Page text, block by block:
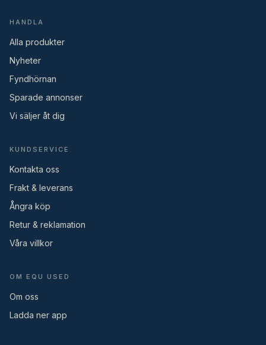
HANDLA
Alla produkter
Nyheter
Fyndhörnan
Sparade annonser
Vi säljer åt dig
KUNDSERVICE
Kontakta oss
Frakt & leverans
Ångra köp
Retur & reklamation
Våra villkor
OM EQU USED
Om oss
Ladda ner app